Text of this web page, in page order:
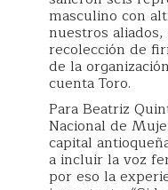
masculino con
nuestros
recolección de
de la
cuenta Toro.
Para Beatriz
Nacional de
capital
a incluir la voz
por eso la